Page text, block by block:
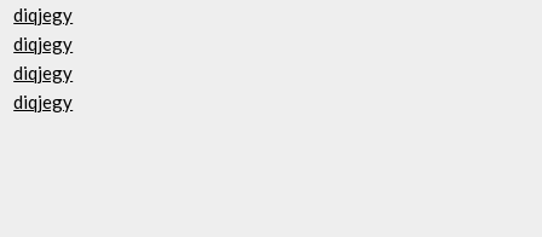
diqjegy
diqjegy
diqjegy
diqjegy